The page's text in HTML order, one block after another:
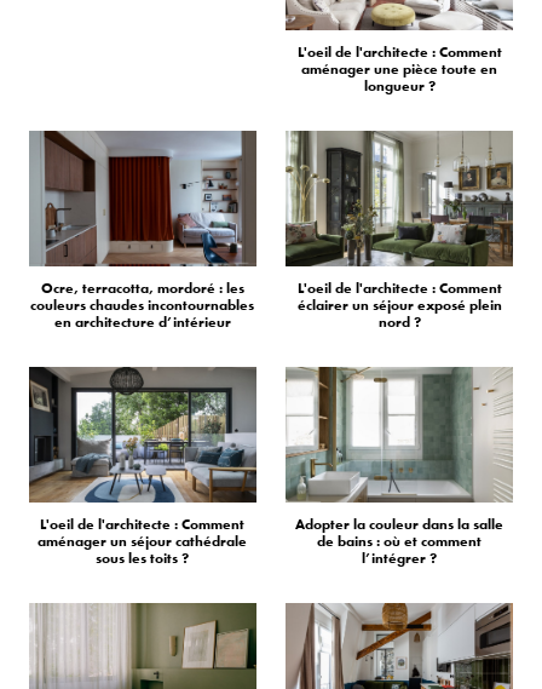
L'oeil de l'architecte : Comment
aménager une pièce toute en
longueur ?
Ocre, terracotta, mordoré : les
couleurs chaudes incontournables
en architecture d’intérieur
L'oeil de l'architecte : Comment
éclairer un séjour exposé plein
nord ?
L'oeil de l'architecte : Comment
aménager un séjour cathédrale
sous les toits ?
Adopter la couleur dans la salle
de bains : où et comment
l’intégrer ?